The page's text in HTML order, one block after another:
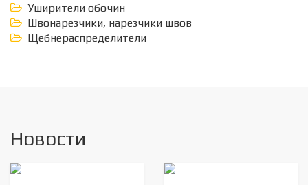
Уширители обочин
Швонарезчики, нарезчики швов
Щебнераспределители
Новости